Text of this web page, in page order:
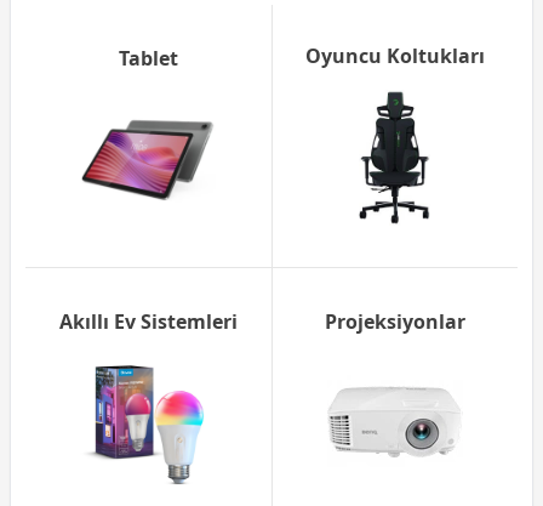
Tablet
Akıllı Ev Sistemleri
Oyuncu Koltukları
Projeksiyonlar